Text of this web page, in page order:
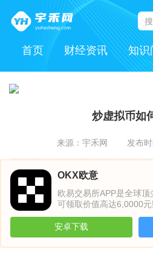
首页 财经资讯 知识
炒虚拟币如
来源：宇禾网 发布
OKX欧意
欧易交易所APP是全球
可领取价值高达6,0000元
安卓下载